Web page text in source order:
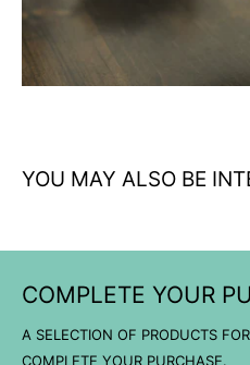
coleccionistas tácticos
Color negro atemporal: Fácil
YOU MAY ALSO BE
COMPLETE YOUR
A SELECTION OF PRODUCTS
COMPLETE YOUR PURCHASE.